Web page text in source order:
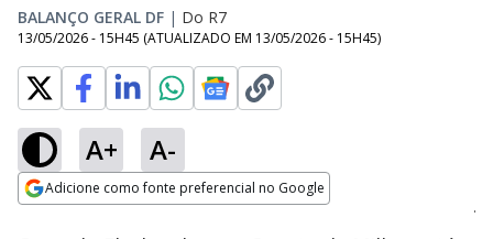
BALANÇO GERAL DF | Do R7
13/05/2026 - 15H45 (ATUALIZADO EM 13/05/2026 - 15H45)
A+ A-
Adicione como fonte preferencial no Google
Ativar
Loaded:
17.11%